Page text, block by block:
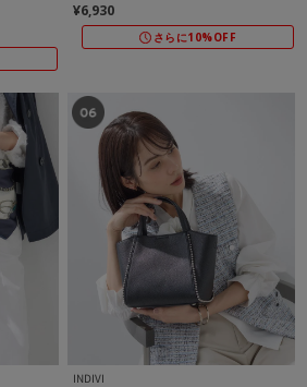
¥6,930
さらに10%OFF
INDIVI